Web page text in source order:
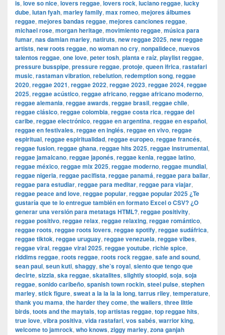
is, love so nice, lovers reggae, lovers rock, luciano reggae, lucky
dube, lutan fyah, marley family, max romeo, mejores álbumes
reggae, mejores bandas reggae, mejores canciones reggae,
michael rose, morgan heritage, movimiento reggae, música para
fumar, nas damian marley, natiruts, new reggae 2025, new reggae
artists, new roots reggae, no woman no cry, nonpalidece, nuevos
talentos reggae, one love, peter tosh, planta e raíz, playlist reggae,
pressure busspipe, pressure reggae, protoje, queen ifrica, rastafari
music, rastaman vibration, rebelution, redemption song, reggae
2020, reggae 2021, reggae 2022, reggae 2023, reggae 2024, reggae
2025, reggae acústico, reggae africano, reggae africano moderno,
reggae alemania, reggae awards, reggae brasil, reggae chile,
reggae clásico, reggae colombia, reggae costa rica, reggae del
caribe, reggae electrónico, reggae en argentina, reggae en español,
reggae en festivales, reggae en inglés, reggae en vivo, reggae
espiritual, reggae espiritualidad, reggae europeo, reggae francés,
reggae fusion, reggae ghana, reggae hits 2025, reggae instrumental,
reggae jamaicano, reggae japonés, reggae kenia, reggae latino,
reggae méxico, reggae mix 2025, reggae moderno, reggae mundial,
reggae nigeria, reggae pacifista, reggae panamá, reggae para bailar,
reggae para estudiar, reggae para meditar, reggae para viajar,
reggae peace and love, reggae popular, reggae popular 2025 ¿Te
gustaría que te lo entregue también en formato Excel o CSV? ¿O
generar una versión para metatags HTML?, reggae positivity,
reggae positivo, reggae relax, reggae relaxing, reggae romántico,
reggae roots, reggae roots lovers, reggae spotify, reggae sudáfrica,
reggae tiktok, reggae uruguay, reggae venezuela, reggae vibes,
reggae viral, reggae viral 2025, reggae youtube, richie spice,
riddims reggae, roots reggae, roots rock reggae, safe and sound,
sean paul, seun kuti, shaggy, she’s royal, siento que tengo que
decirte, sizzla, ska reggae, skatalites, slightly stoopid, soja, soja
reggae, sonido caribeño, spanish town rockin, steel pulse, stephen
marley, stick figure, sweat a la la la la long, tarrus riley, temperature,
thank you mama, the harder they come, the wailers, three little
birds, toots and the maytals, top artistas reggae, top reggae hits,
true love, vibra positiva, vida rastafari, vos sabés, warrior king,
welcome to jamrock, who knows, ziggy marley, zona ganjah